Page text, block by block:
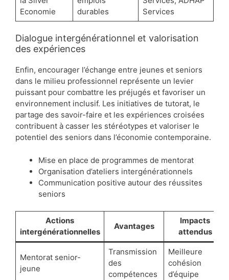
Economie
durables
Services
Dialogue intergénérationnel et valorisation
des expériences
Enfin, encourager l’échange entre jeunes et seniors
dans le milieu professionnel représente un levier
puissant pour combattre les préjugés et favoriser un
environnement inclusif. Les initiatives de tutorat, le
partage des savoir-faire et les expériences croisées
contribuent à casser les stéréotypes et valoriser le
potentiel des seniors dans l’économie contemporaine.
Mise en place de programmes de mentorat
Organisation d’ateliers intergénérationnels
Communication positive autour des réussites
seniors
Actions
intergénérationnelles
Avantages
Impacts
attendus
Mentorat senior-
jeune
Transmission
des
compétences
Meilleure
cohésion
d’équipe